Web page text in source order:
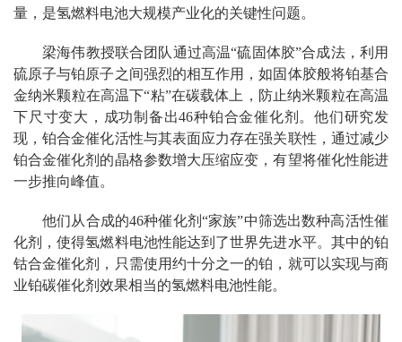
量，是氢燃料电池大规模产业化的关键性问题。
梁海伟教授联合团队通过高温“硫固体胶”合成法，利用
硫原子与铂原子之间强烈的相互作用，如固体胶般将铂基合
金纳米颗粒在高温下“粘”在碳载体上，防止纳米颗粒在高温
下尺寸变大，成功制备出46种铂合金催化剂。他们研究发
现，铂合金催化活性与其表面应力存在强关联性，通过减少
铂合金催化剂的晶格参数增大压缩应变，有望将催化性能进
一步推向峰值。
他们从合成的46种催化剂“家族”中筛选出数种高活性催
化剂，使得氢燃料电池性能达到了世界先进水平。其中的铂
钴合金催化剂，只需使用约十分之一的铂，就可以实现与商
业铂碳催化剂效果相当的氢燃料电池性能。